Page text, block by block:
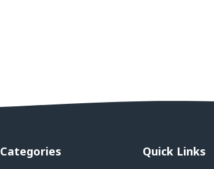
Categories Quick Links